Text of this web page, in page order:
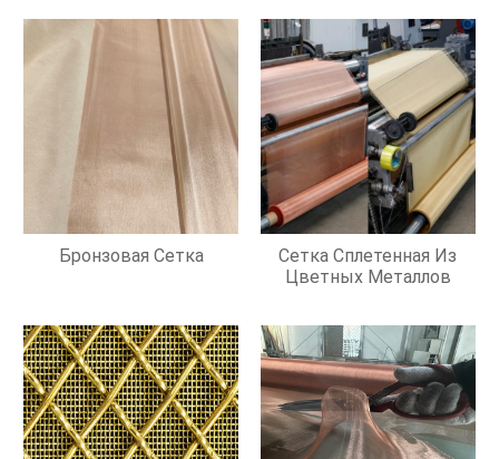
Бронзовая Сетка
Сетка Сплетенная Из
Цветных Металлов